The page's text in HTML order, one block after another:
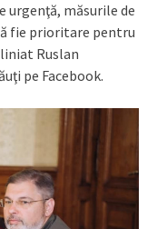
urgenţă, măsurile de
fie prioritare pentru
Ruslan
pe Facebook.